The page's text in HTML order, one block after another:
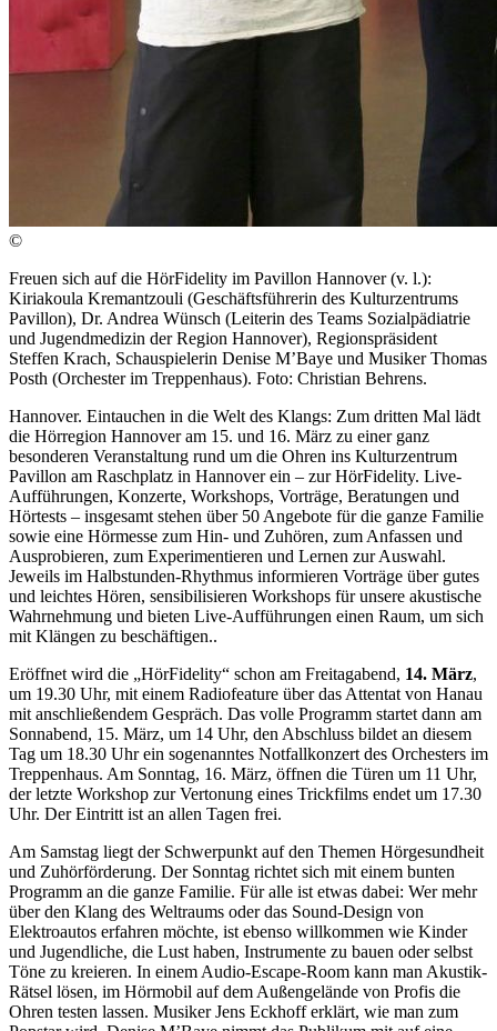
©
Freuen sich auf die HörFidelity im Pavillon Hannover (v. l.):
Kiriakoula Kremantzouli (Geschäftsführerin des Kulturzentrums
Pavillon), Dr. Andrea Wünsch (Leiterin des Teams Sozialpädiatrie
und Jugendmedizin der Region Hannover), Regionspräsident
Steffen Krach, Schauspielerin Denise M’Baye und Musiker Thomas
Posth (Orchester im Treppenhaus). Foto: Christian Behrens.
Hannover. Eintauchen in die Welt des Klangs: Zum dritten Mal lädt
die Hörregion Hannover am 15. und 16. März zu einer ganz
besonderen Veranstaltung rund um die Ohren ins Kulturzentrum
Pavillon am Raschplatz in Hannover ein – zur HörFidelity. Live-
Aufführungen, Konzerte, Workshops, Vorträge, Beratungen und
Hörtests – insgesamt stehen über 50 Angebote für die ganze Familie
sowie eine Hörmesse zum Hin- und Zuhören, zum Anfassen und
Ausprobieren, zum Experimentieren und Lernen zur Auswahl.
Jeweils im Halbstunden-Rhythmus informieren Vorträge über gutes
und leichtes Hören, sensibilisieren Workshops für unsere akustische
Wahrnehmung und bieten Live-Aufführungen einen Raum, um sich
mit Klängen zu beschäftigen..
Eröffnet wird die „HörFidelity“ schon am Freitagabend, 14. März,
um 19.30 Uhr, mit einem Radiofeature über das Attentat von Hanau
mit anschließendem Gespräch. Das volle Programm startet dann am
Sonnabend, 15. März, um 14 Uhr, den Abschluss bildet an diesem
Tag um 18.30 Uhr ein sogenanntes Notfallkonzert des Orchesters im
Treppenhaus. Am Sonntag, 16. März, öffnen die Türen um 11 Uhr,
der letzte Workshop zur Vertonung eines Trickfilms endet um 17.30
Uhr. Der Eintritt ist an allen Tagen frei.
Am Samstag liegt der Schwerpunkt auf den Themen Hörgesundheit
und Zuhörförderung. Der Sonntag richtet sich mit einem bunten
Programm an die ganze Familie. Für alle ist etwas dabei: Wer mehr
über den Klang des Weltraums oder das Sound-Design von
Elektroautos erfahren möchte, ist ebenso willkommen wie Kinder
und Jugendliche, die Lust haben, Instrumente zu bauen oder selbst
Töne zu kreieren. In einem Audio-Escape-Room kann man Akustik-
Rätsel lösen, im Hörmobil auf dem Außengelände von Profis die
Ohren testen lassen. Musiker Jens Eckhoff erklärt, wie man zum